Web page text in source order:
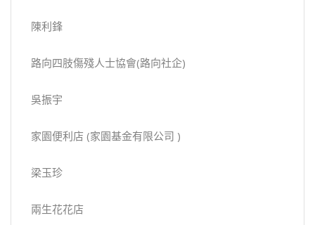
陳利鋒
路向四肢傷殘人士協會(路向社企)
吳振宇
家園便利店 (家園基金有限公司 )
梁玉珍
兩生花花店